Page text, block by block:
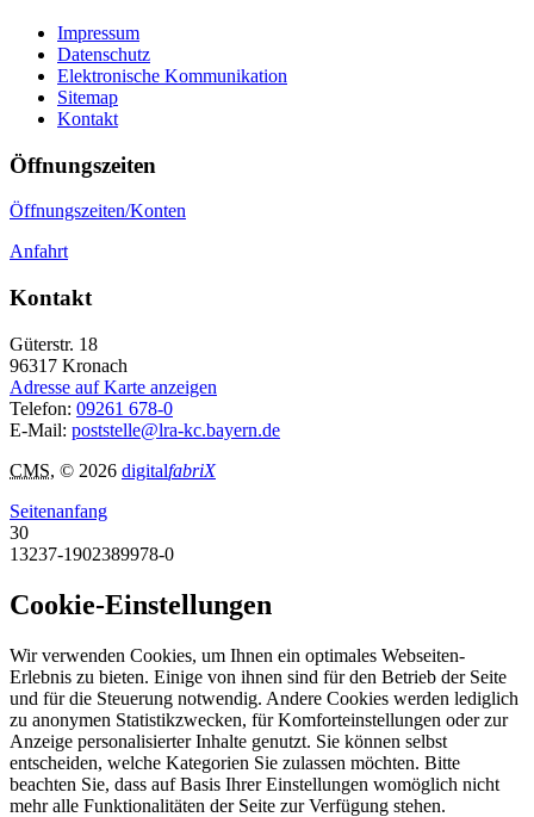
Impressum
Datenschutz
Elektronische Kommunikation
Sitemap
Kontakt
Öffnungszeiten
Öffnungszeiten/Konten
Anfahrt
Kontakt
Güterstr. 18
96317 Kronach
Adresse auf Karte anzeigen
Telefon: 09261 678-0
E-Mail: poststelle@lra-kc.bayern.de
CMS, © 2026 digitalfabriX
Seitenanfang
30
13237-1902389978-0
Cookie-Einstellungen
Wir verwenden Cookies, um Ihnen ein optimales Webseiten-
Erlebnis zu bieten. Einige von ihnen sind für den Betrieb der Seite
und für die Steuerung notwendig. Andere Cookies werden lediglich
zu anonymen Statistikzwecken, für Komforteinstellungen oder zur
Anzeige personalisierter Inhalte genutzt. Sie können selbst
entscheiden, welche Kategorien Sie zulassen möchten. Bitte
beachten Sie, dass auf Basis Ihrer Einstellungen womöglich nicht
mehr alle Funktionalitäten der Seite zur Verfügung stehen.